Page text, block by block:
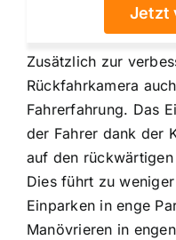
Jetzt
Zusätzlich zur
Rückfahrkamera
Fahrerfahrung. Das
der Fahrer dank der
auf den
Dies führt zu
Einparken in enge
Manövrieren in